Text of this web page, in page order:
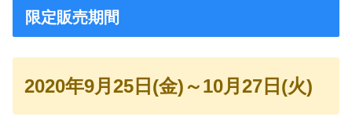
限定販売期間
2020年9月25日(金)～10月27日(火)